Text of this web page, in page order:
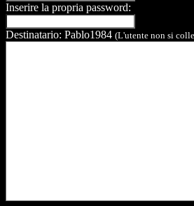
Inserire la propria password:
Destinatario: Pablo1984 (L'utente non si